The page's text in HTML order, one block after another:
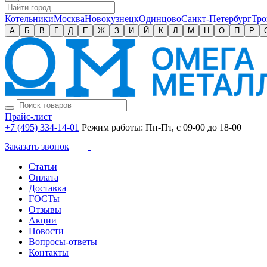
КотельникиМоскваНовокузнецкОдинцовоСанкт-Петербург
А Б В Г Д Е Ж З И Й К Л М Н О П Р
Прайс-лист
+7 (495) 334-14-01 Режим работы: Пн-Пт, с 09-00 до 18-00
Заказать звонок
Статьи
Оплата
Доставка
ГОСТы
Отзывы
Акции
Новости
Вопросы-ответы
Контакты